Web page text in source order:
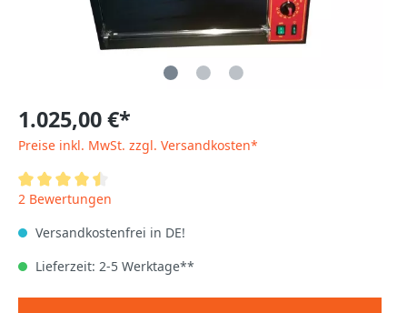
1.025,00 €*
Preise inkl. MwSt. zzgl. Versandkosten*
2 Bewertungen
Versandkostenfrei in DE!
Lieferzeit: 2-5 Werktage**